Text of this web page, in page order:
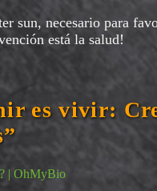
sun, necesario para
está la salud!
es vivir:
| OhMyBio